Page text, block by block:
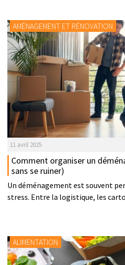
AMÉNAGEMENT ET RÉNOVATION
11 avril 2025
Comment organiser un
sans se ruiner)
Un déménagement est souvent
stress. Entre la logistique, les
ALIMENTATION